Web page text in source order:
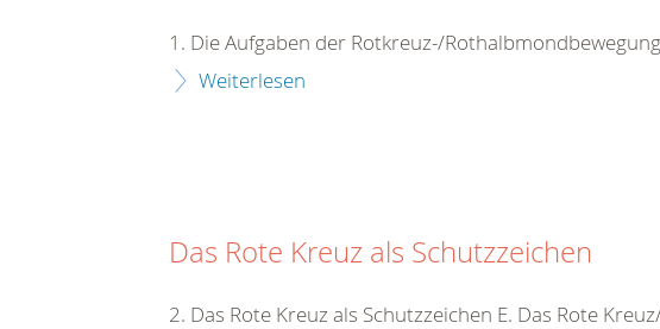
1. Die Aufgaben der Rotkreuz-/
Weiterlesen
Das Rote Kreuz als Schutzzeichen
2. Das Rote Kreuz als Schutzzeichen E. Das Rote